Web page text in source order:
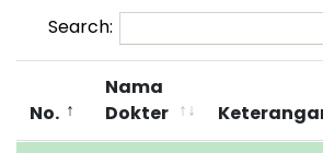
Search:
No.
Nama
Dokter